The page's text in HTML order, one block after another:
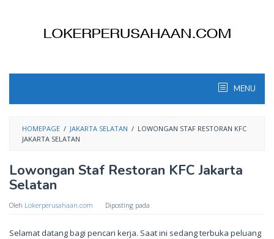
MENU
HOMEPAGE / JAKARTA SELATAN / LOWONGAN STAF RESTORAN KFC
JAKARTA SELATAN
Lowongan Staf Restoran KFC Jakarta
Selatan
Oleh Lokerperusahaan.com Diposting pada
Selamat datang bagi pencari kerja. Saat ini sedang terbuka peluang